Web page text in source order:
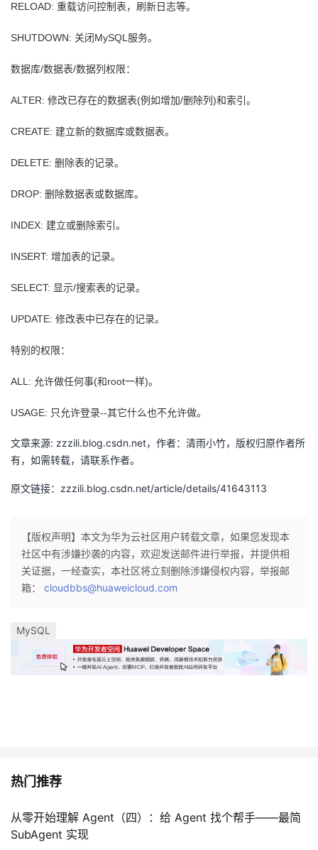
RELOAD: 重载访问控制表，刷新日志等。
SHUTDOWN: 关闭MySQL服务。
数据库/数据表/数据列权限：
ALTER: 修改已存在的数据表(例如增加/删除列)和索引。
CREATE: 建立新的数据库或数据表。
DELETE: 删除表的记录。
DROP: 删除数据表或数据库。
INDEX: 建立或删除索引。
INSERT: 增加表的记录。
SELECT: 显示/搜索表的记录。
UPDATE: 修改表中已存在的记录。
特别的权限：
ALL: 允许做任何事(和root一样)。
USAGE: 只允许登录--其它什么也不允许做。
文章来源: zzzili.blog.csdn.net，作者：清雨小竹，版权归原作者所
有，如需转载，请联系作者。
原文链接：zzzili.blog.csdn.net/article/details/41643113
【版权声明】本文为华为云社区用户转载文章，如果您发现本
社区中有涉嫌抄袭的内容，欢迎发送邮件进行举报，并提供相
关证据，一经查实，本社区将立刻删除涉嫌侵权内容，举报邮
箱： cloudbbs@huaweicloud.com
MySQL
热门推荐
从零开始理解 Agent（四）：给 Agent 找个帮手——最简
SubAgent 实现